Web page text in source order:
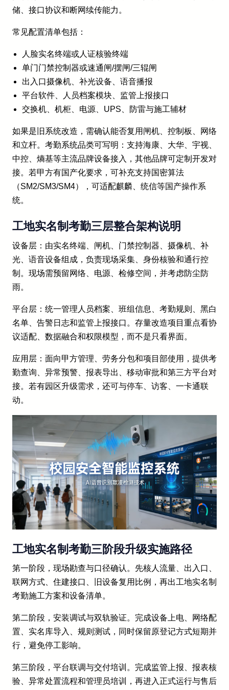
储、接口协议和断网续传能力。
常见配置清单包括：
人脸实名终端或人证核验终端
单门门禁控制器或速通闸/摆闸/三辊闸
出入口摄像机、补光设备、语音播报
平台软件、人员档案模块、监管上报接口
交换机、机柜、电源、UPS、防雷与施工辅材
如果是旧系统改造，需确认能否复用闸机、控制板、网络
和立杆。考勤系统品类可写明：支持海康、大华、宇视、
中控、熵基等主流品牌设备接入，其他品牌可定制开发对
接。若甲方有国产化要求，可补充支持国密算法
（SM2/SM3/SM4），可适配麒麟、统信等国产操作系
统。
工地实名制考勤三层整合架构说明
设备层：由实名终端、闸机、门禁控制器、摄像机、补
光、语音设备组成，负责现场采集、身份核验和通行控
制。现场需预留网络、电源、检修空间，并考虑防尘防
雨。
平台层：统一管理人员档案、班组信息、考勤规则、黑白
名单、告警日志和监管上报接口。存量改造项目重点看协
议适配、数据融合和权限模型，而不是只看界面。
应用层：面向甲方管理、劳务分包和项目部使用，提供考
勤查询、异常预警、报表导出、移动审批和第三方平台对
接。若有园区升级需求，还可与停车、访客、一卡通联
动。
工地实名制考勤三阶段升级实施路径
第一阶段，现场勘查与口径确认。先核人流量、出入口、
联网方式、住建接口、旧设备复用比例，再出工地实名制
考勤施工方案和设备清单。
第二阶段，安装调试与双轨验证。完成设备上电、网络配
置、实名库导入、规则测试，同时保留原登记方式短期并
行，避免停工影响。
第三阶段，平台联调与交付培训。完成监管上报、报表核
验、异常处置流程和管理员培训，再进入正式运行与售后